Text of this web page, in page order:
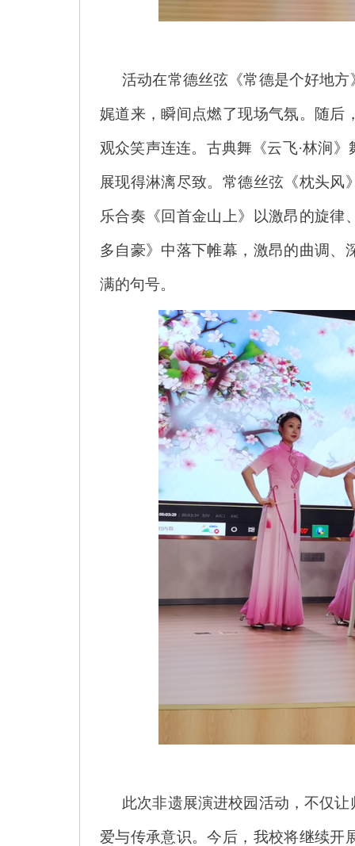
活动在常德丝弦《常德是个好地
娓道来，瞬间点燃了现场气氛。随后
观众笑声连连。古典舞《云飞·林涧
展现得淋漓尽致。常德丝弦《枕头风
乐合奏《回首金山上》以激昂的旋律
多自豪》中落下帷幕，激昂的曲调、
满的句号。
此次非遗展演进校园活动，不仅
爱与传承意识。今后，我校将继续开